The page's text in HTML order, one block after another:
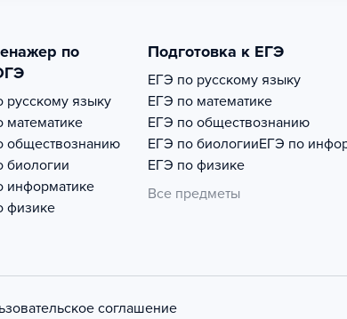
по
языку
обществознанию
биологии
информатике
физике
Подготовка к ЕГЭ
ЕГЭ по русскому языку
ЕГЭ по математике
ЕГЭ по обществознанию
ЕГЭ по биологииЕГЭ по
ЕГЭ по физике
Все предметы
соглашение